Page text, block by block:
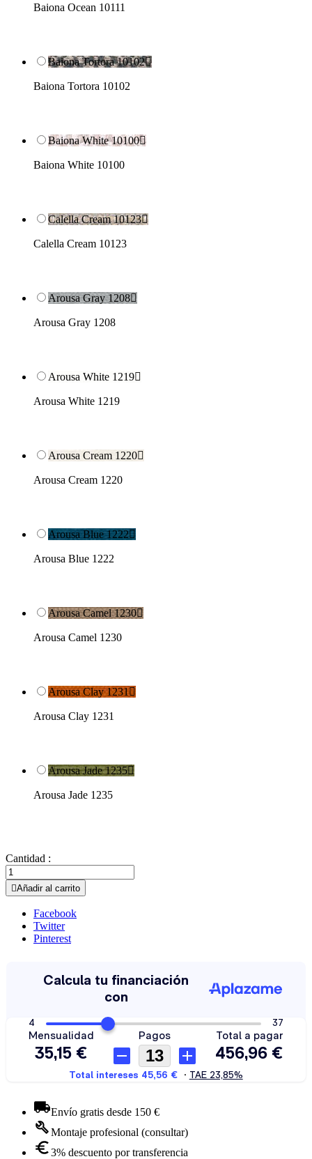
Baiona Ocean 10111
Baiona Tortora 10102
Baiona Tortora 10102
Baiona White 10100
Baiona White 10100
Calella Cream 10123
Calella Cream 10123
Arousa Gray 1208
Arousa Gray 1208
Arousa White 1219
Arousa White 1219
Arousa Cream 1220
Arousa Cream 1220
Arousa Blue 1222
Arousa Blue 1222
Arousa Camel 1230
Arousa Camel 1230
Arousa Clay 1231
Arousa Clay 1231
Arousa Jade 1235
Arousa Jade 1235
Cantidad :
Añadir al carrito
Facebook
Twitter
Pinterest
Envío gratis desde 150 €
Montaje profesional (consultar)
3% descuento por transferencia